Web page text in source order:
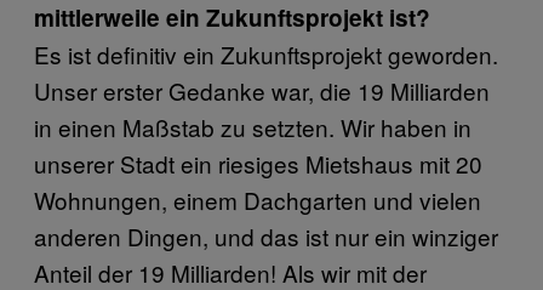
mittlerweile ein Zukunftsprojekt ist?
Es ist definitiv ein Zukunftsprojekt geworden.
Unser erster Gedanke war, die 19 Milliarden
in einen Maßstab zu setzten. Wir haben in
unserer Stadt ein riesiges Mietshaus mit 20
Wohnungen, einem Dachgarten und vielen
anderen Dingen, und das ist nur ein winziger
Anteil der 19 Milliarden! Als wir mit der